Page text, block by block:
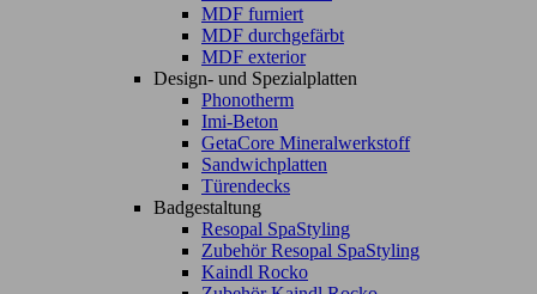
MDF furniert
MDF durchgefärbt
MDF exterior
Design- und Spezialplatten
Phonotherm
Imi-Beton
GetaCore Mineralwerkstoff
Sandwichplatten
Türendecks
Badgestaltung
Resopal SpaStyling
Zubehör Resopal SpaStyling
Kaindl Rocko